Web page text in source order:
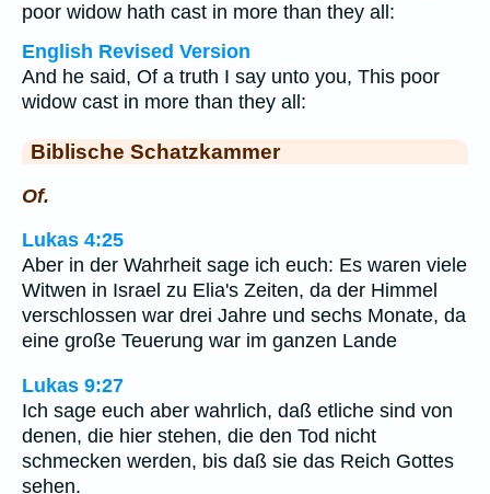
poor widow hath cast in more than they all:
English Revised Version
And he said, Of a truth I say unto you, This poor
widow cast in more than they all:
Biblische Schatzkammer
Of.
Lukas 4:25
Aber in der Wahrheit sage ich euch: Es waren viele
Witwen in Israel zu Elia's Zeiten, da der Himmel
verschlossen war drei Jahre und sechs Monate, da
eine große Teuerung war im ganzen Lande
Lukas 9:27
Ich sage euch aber wahrlich, daß etliche sind von
denen, die hier stehen, die den Tod nicht
schmecken werden, bis daß sie das Reich Gottes
sehen.